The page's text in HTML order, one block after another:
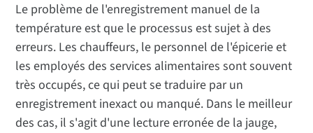
Le problème de l'enregistrement manuel de la
température est que le processus est sujet à des
erreurs. Les chauffeurs, le personnel de l'épicerie et
les employés des services alimentaires sont souvent
très occupés, ce qui peut se traduire par un
enregistrement inexact ou manqué. Dans le meilleur
des cas, il s'agit d'une lecture erronée de la jauge,